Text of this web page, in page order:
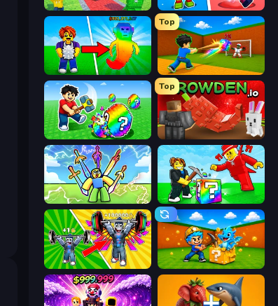
Catch Brainrots From Bosses Plants vs Brain Zombies
Collect Brainrot Egg
Top
Baseball For Brainrot
Break a Lucky Egg Brainrots
Top
Grow A Garden | Growden.io
Obby vs Brainrot
Obby: Gym Simulator, Escape Escape Cave For Brainrot